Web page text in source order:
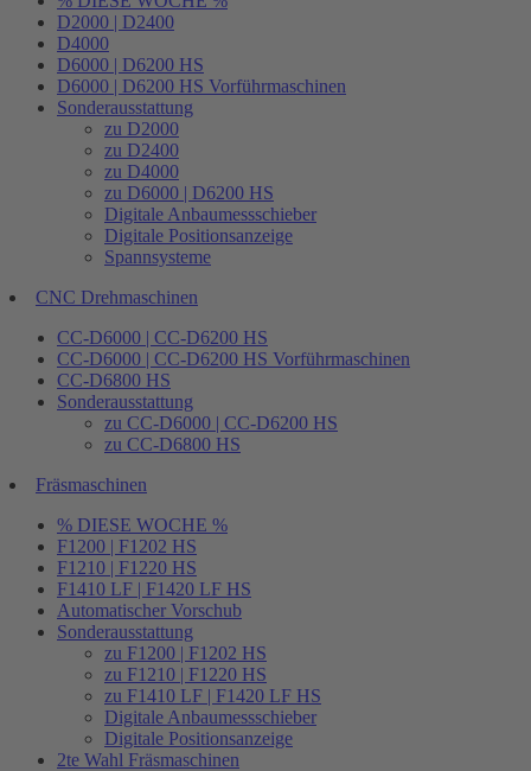
D2000 | D2400
D4000
D6000 | D6200 HS
D6000 | D6200 HS Vorführmaschinen
Sonderausstattung
zu D2000
zu D2400
zu D4000
zu D6000 | D6200 HS
Digitale Anbaumessschieber
Digitale Positionsanzeige
Spannsysteme
CNC Drehmaschinen
CC-D6000 | CC-D6200 HS
CC-D6000 | CC-D6200 HS Vorführmaschinen
CC-D6800 HS
Sonderausstattung
zu CC-D6000 | CC-D6200 HS
zu CC-D6800 HS
Fräsmaschinen
% DIESE WOCHE %
F1200 | F1202 HS
F1210 | F1220 HS
F1410 LF | F1420 LF HS
Automatischer Vorschub
Sonderausstattung
zu F1200 | F1202 HS
zu F1210 | F1220 HS
zu F1410 LF | F1420 LF HS
Digitale Anbaumessschieber
Digitale Positionsanzeige
2te Wahl Fräsmaschinen